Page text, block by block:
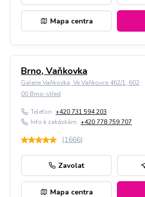
Mapa centra
Brno, Vaňkovka
Galerie Vaňkovka, Ve Vaňkovce 462/1, 602
00 Brno-střed
Telefon: +420 731 594 203
Info k zakázkám: +420 778 759 707
(1666)
Zavolat
Mapa centra